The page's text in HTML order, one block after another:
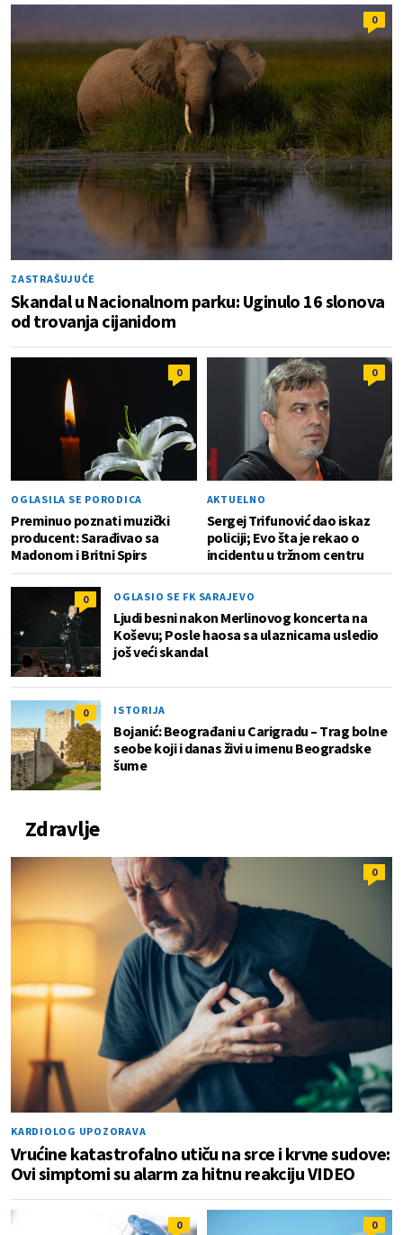
0
ZASTRAŠUJUĆE
Skandal u Nacionalnom parku: Uginulo 16 slonova
od trovanja cijanidom
0
OGLASILA SE PORODICA
Preminuo poznati muzički
producent: Sarađivao sa
Madonom i Britni Spirs
0
AKTUELNO
Sergej Trifunović dao iskaz
policiji; Evo šta je rekao o
incidentu u tržnom centru
0 OGLASIO SE FK SARAJEVO
Ljudi besni nakon Merlinovog koncerta na
Koševu; Posle haosa sa ulaznicama usledio
još veći skandal
0 ISTORIJA
Bojanić: Beograđani u Carigradu – Тrag bolne
seobe koji i danas živi u imenu Beogradske
šume
Zdravlje
0
KARDIOLOG UPOZORAVA
Vrućine katastrofalno utiču na srce i krvne sudove:
Ovi simptomi su alarm za hitnu reakciju VIDEO
0 0